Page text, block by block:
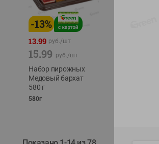
-13%
13.99 руб./шт
15.99 руб./шт
Набор пирожных
Медовый бархат
580 г
580г